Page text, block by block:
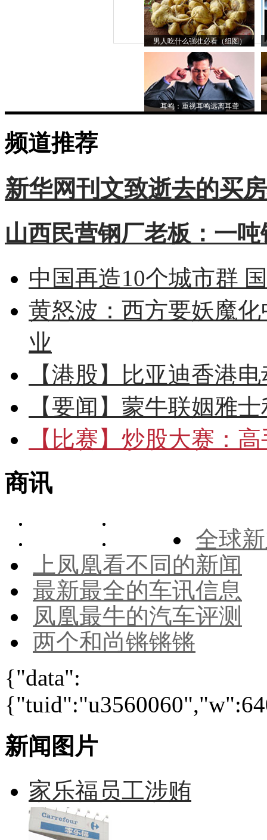
男人吃什么强壮必看（组图）
耳鸣：重视耳鸣远离耳聋
频道推荐
新华网刊文致逝去的买
山西民营钢厂老板：一
中国再造10个城市群
黄怒波：西方要妖魔
业
【港股】
比亚迪香港
【要闻】 蒙牛联姻雅
【比赛】 炒股大赛：高
商讯
全球
上凤凰看不同的新闻
最新最全的车讯信息
凤凰最牛的汽车评测
两个和尚锵锵锵
{"data":
新闻图片
家乐福员工涉贿